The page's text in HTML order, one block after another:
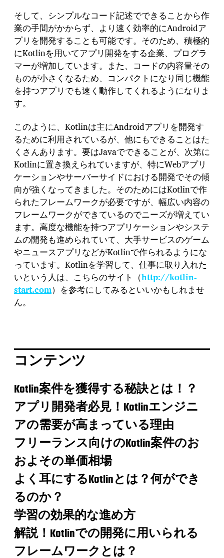
そして、シンプルなコード記述でできることから作
業の手間がかからず、より速く効率的にAndroidア
プリを開発することも可能です。そのため、積極的
にKotlinを用いてアプリ開発をする企業、プログラ
マーが増加しています。また、コードの内容量その
ものが小さくなるため、コンパクトになり同じ機能
を持つアプリでも速く動作してくれるようになりま
す。
このように、Kotlinは主にAndroidアプリを開発す
るために利用されているが、他にもできることはた
くさんあります。要はJavaでできることが、次第に
Kotlinに置き換えられていますが、特にWebアプリ
ケーションやサーバーサイドにおける開発でその傾
向が強くなってきました。そのためにはKotlinで作
られたフレームワークが必要ですが、幅広い内容の
フレームワークができているのでニーズが増えてい
ます。高度な機能を持つアプリケーションやシステ
ムの開発も進められていて、大手サービスのゲーム
やニュースアプリなどがKotlinで作られるようにな
っています。Kotlinを学習して、仕事に取り入れた
いという人は、こちらのサイト（http://kotlin-
start.com）を参考にしてみるといいかもしれませ
ん。
コンテンツ
Kotlin案件を獲得する秘訣とは！？
アプリ開発者必見！Kotlinエンジニ
アの需要が高まっている理由
フリーランス向けのKotlin案件のお
およその単価相場
よく耳にするKotlinとは？何ができ
るのか？
学習の効果的な進め方
解説！Kotlinでの開発に用いられる
フレームワークとは？